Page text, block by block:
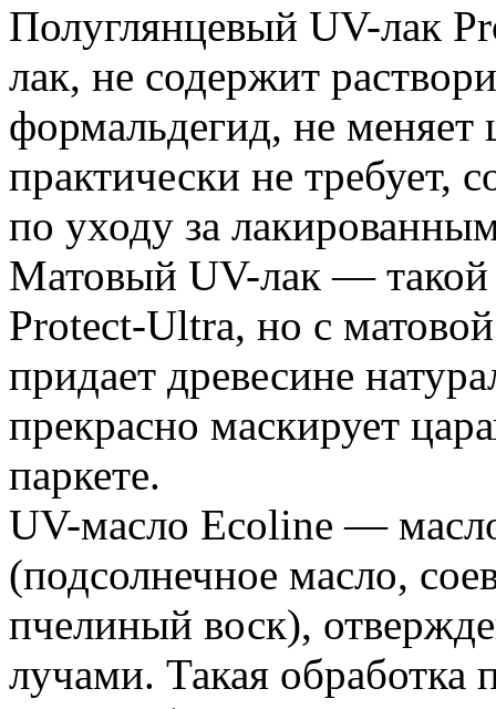
Полуглянцевый UV-лак
лак, не содержит
формальдегид, не меняет
практически не требует,
по уходу за
Матовый UV-лак — такой
Protect-Ultra, но с
придает древесине
прекрасно маскирует
паркете.
UV-масло Ecoline —
(подсолнечное масло,
пчелиный воск),
лучами. Такая